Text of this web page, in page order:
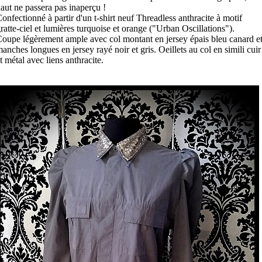
ne passera pas inaperçu !
à partir d'un t-shirt neuf Threadless anthracite à motif
ciel et lumières turquoise et orange ("Urban Oscillations").
légèrement ample avec col montant en jersey épais bleu canard et
longues en jersey rayé noir et gris. Oeillets au col en simili cuir
métal avec liens anthracite.